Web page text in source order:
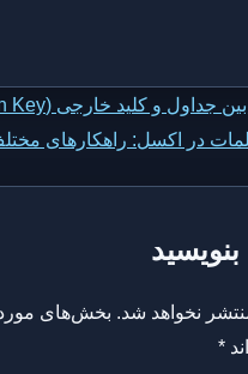
در اکسل: راهکارهای
بنویسید
نخواهد شد. بخش‌های
*